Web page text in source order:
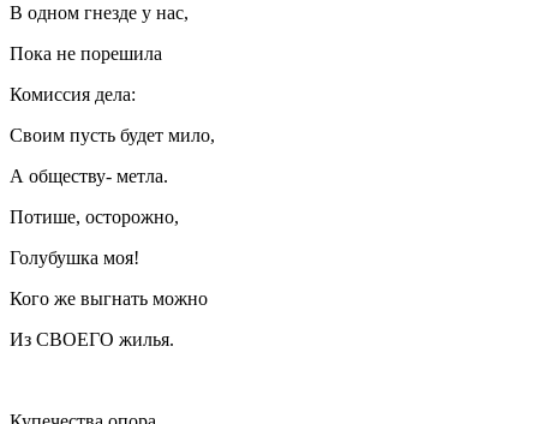
В одном гнезде у нас,
Пока не порешила
Комиссия дела:
Своим пусть будет мило,
А обществу- метла.
Потише, осторожно,
Голубушка моя!
Кого же выгнать можно
Из СВОЕГО жилья.